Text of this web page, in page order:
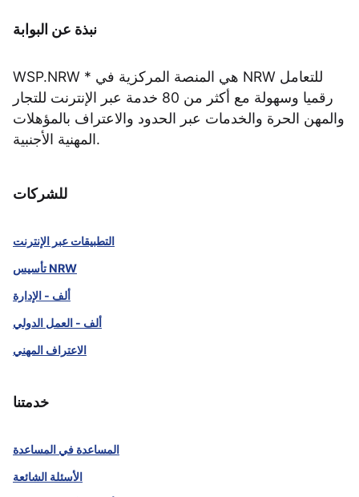
نبذة عن البوابة
WSP.NRW * هي المنصة المركزية في NRW للتعامل
رقميا وسهولة مع أكثر من 80 خدمة عبر الإنترنت للتجار
والمهن الحرة والخدمات عبر الحدود والاعتراف بالمؤهلات
المهنية الأجنبية.
للشركات
التطبيقات عبر الإنترنت
تأسيس NRW
ألف - الإدارة
ألف - العمل الدولي
الاعتراف المهني
خدمتنا
المساعدة في المساعدة
الأسئلة الشائعة